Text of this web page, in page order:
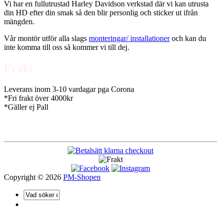
Vi har en fullutrustad Harley Davidson verkstad där vi kan utrusta
din HD efter din smak så den blir personlig och sticker ut ifrån
mängden.
Vår montör utför alla slags monteringar/ installationeroch kan du
inte komma till oss så kommer vi till dej.
Leverans inom 3-10 vardagar pga Corona
*Fri frakt över 4000kr
*Gäller ej Pall
Copyright © 2026 PM-Shopen